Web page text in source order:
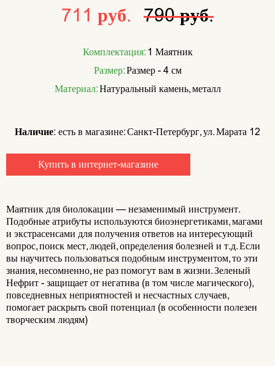
711 руб.
790 руб.
Комплектация:1 Маятник
Размер:Размер - 4 см
Материал:Натуральный камень, металл
Наличие: есть в магазине: Санкт-Петербург, ул. Марата 12
Купить в интернет-магазине
Маятник для биолокации — незаменимый инструмент.
Подобные атрибуты используются биоэнергетиками, магами
и экстрасенсами для получения ответов на интересующий
вопрос, поиск мест, людей, определения болезней и т.д. Если
вы научитесь пользоваться подобным инструментом, то эти
знания, несомненно, не раз помогут вам в жизни. Зеленый
Нефрит - защищает от негатива (в том числе магического),
повседневных неприятностей и несчастных случаев,
помогает раскрыть свой потенциал (в особенности полезен
творческим людям)